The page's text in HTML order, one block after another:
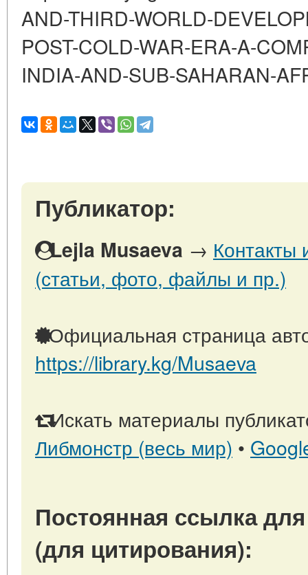
AND-THIRD-WORLD-
POST-COLD-WAR-ERA-A-
INDIA-AND-SUB-SAHARAN-
Публикатор:
Lejla Musaeva → Контакты
(статьи, фото, файлы и пр.)
Официальная страница
https://library.kg/Musaeva
Искать материалы
Либмонстр (весь мир) •
Постоянная ссылка
(для цитирования):